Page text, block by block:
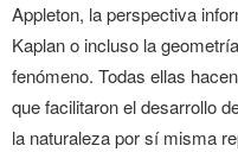
Appleton, la perspectiva
Kaplan o incluso la
fenómeno. Todas ellas
que facilitaron el desarrollo
la naturaleza por sí misma